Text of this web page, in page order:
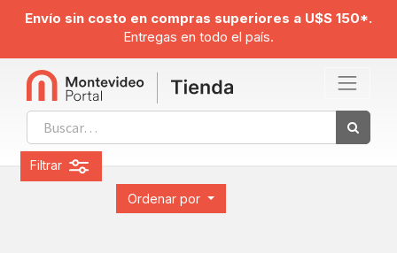
Envío sin costo en compras superiores a U$S 150*.
Entregas en todo el país.
Ordenar por
Filtrar